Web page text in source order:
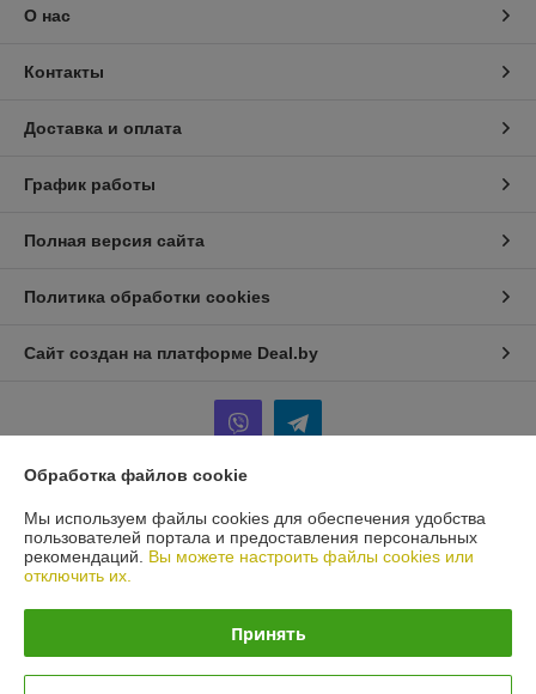
О нас
Контакты
Доставка и оплата
График работы
Полная версия сайта
Политика обработки cookies
Сайт создан на платформе Deal.by
Информация для покупателя
Юридическое лицо:ИП Терещенко Игорь Анатольевич
Минск
Регистрационный номер ЕГР: 101436571
Регистрационный орган: Мингорисполком
Обработка файлов cookie
Мы используем файлы cookies для обеспечения удобства
пользователей портала и предоставления персональных
рекомендаций. Вы можете настроить файлы cookies или
отключить их.
Принять